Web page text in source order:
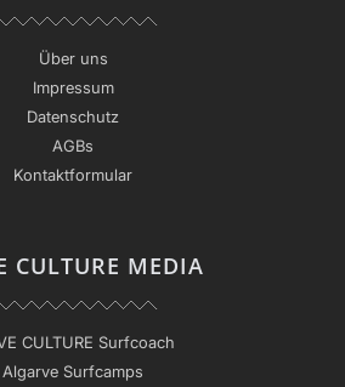
Über uns
Impressum
Datenschutz
AGBs
Kontaktformular
CULTURE MEDIA
CULTURE Surfcoach
Algarve Surfcamps